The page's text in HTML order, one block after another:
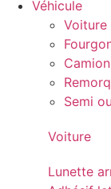
Véhicule
Voiture
Camion
Semi
Voiture
Lunette